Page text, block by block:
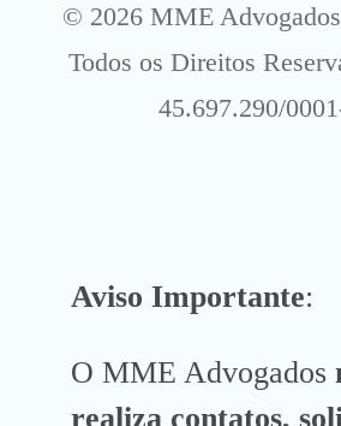
© 2026 MME
Todos os Direitos
45.697.290/
Aviso Importante:
O MME Advogados
realiza contatos,